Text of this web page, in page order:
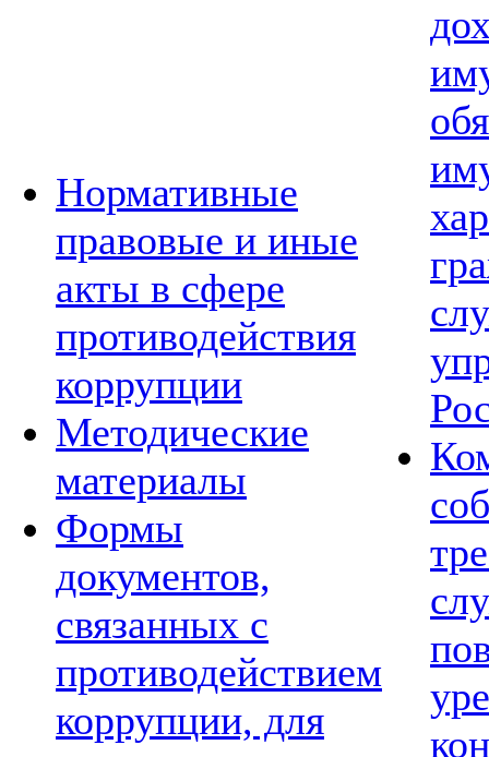
Нормативные
правовые и иные
акты в сфере
противодействия
коррупции
Методические
материалы
Формы
документов,
связанных с
противодействием
коррупции, для